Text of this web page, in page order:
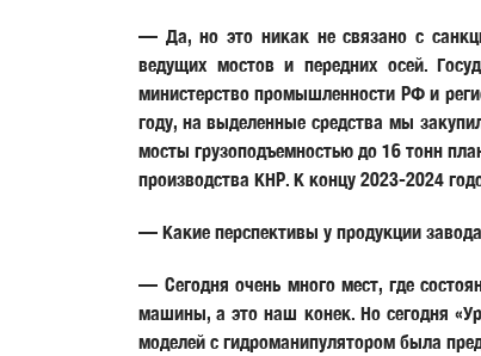
— Да, но это никак не связано с
ведущих мостов и передних осей.
министерство промышленности РФ и
году, на выделенные средства мы
мосты грузоподъемностью до 16 тонн
производства КНР. К концу 2023-2024
— Какие перспективы у продукции
— Сегодня очень много мест, где
машины, а это наш конек. Но сегодня
моделей с гидроманипулятором была